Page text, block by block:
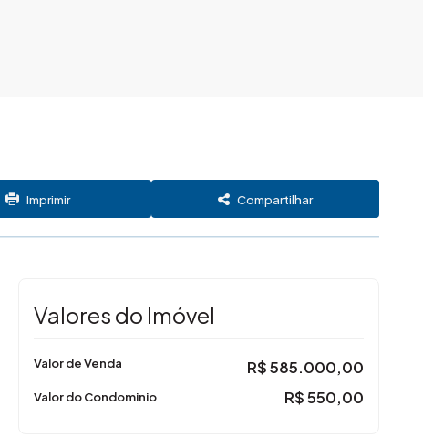
Imprimir Compartilhar
Valores do Imóvel
R$585.000,00
Valor de Venda
Valor do Condominio R$550,00